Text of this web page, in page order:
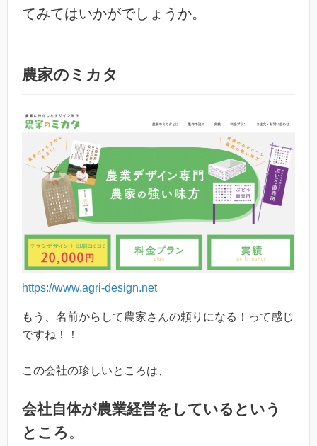
てみてはいかがでしょうか。
農家のミカタ
https://www.agri-design.net
もう、名前からして農家さんの頼りになる！って感じ
ですね！！
この会社の珍しいところは、
会社自体が農業経営をしているという
ところ 。